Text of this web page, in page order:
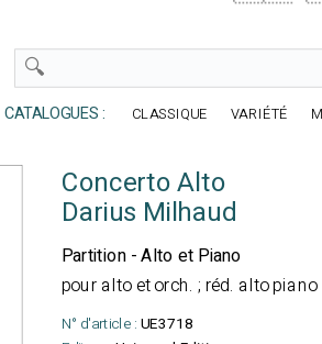
CATALOGUES : CLASSIQUE VARIÉTÉ
Concerto Alto
Darius Milhaud
Partition - Alto et Piano
pour alto et orch. ; réd. alto piano
N° d'article : UE3718